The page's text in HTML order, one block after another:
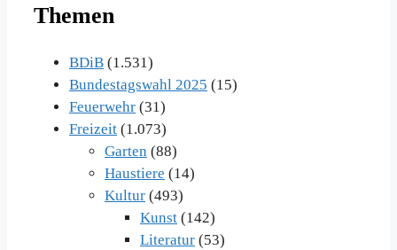
Themen
BDiB (1.531)
Bundestagswahl 2025 (15)
Feuerwehr (31)
Freizeit (1.073)
Garten (88)
Haustiere (14)
Kultur (493)
Kunst (142)
Literatur (53)